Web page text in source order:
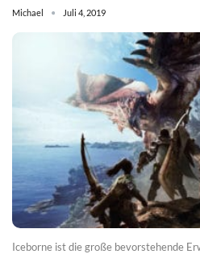
Michael Juli 4, 2019
Iceborne ist die große bevorstehende